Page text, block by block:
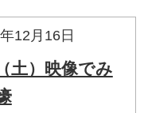
12月16日
土）映像でみ